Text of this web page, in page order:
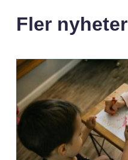
Fler nyheter